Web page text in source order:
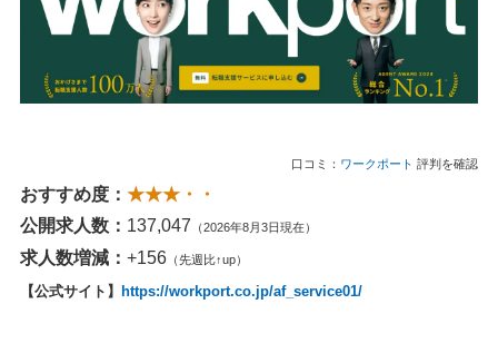
口コミ： ワークポート 評判を確認
おすすめ度： ★★★・・
公開求人数： 137,047 （2026年8月3日現在）
求人数増減： +156 （先週比↑up）
【公式サイト】 https://workport.co.jp/af_service01/